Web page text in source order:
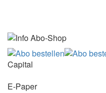
Capital
E-Paper